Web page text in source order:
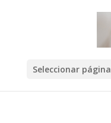
Seleccionar página